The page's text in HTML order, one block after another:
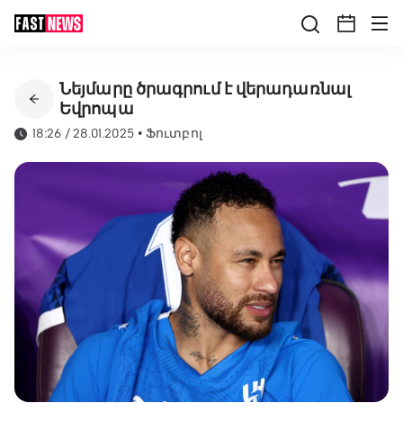
Նեյմարը ծրագրում է վերադառնալ
Եվրոպա
18:26 / 28.01.2025 •Ֆուտբոլ